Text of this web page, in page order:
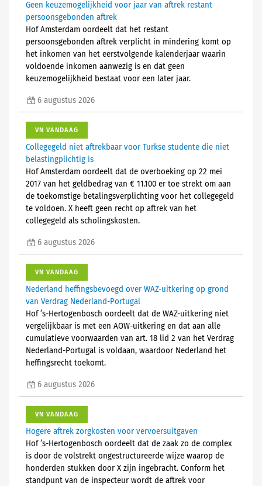
Geen keuzemogelijkheid voor jaar van aftrek restant
persoonsgebonden aftrek
Hof Amsterdam oordeelt dat het restant
persoonsgebonden aftrek verplicht in mindering komt op
het inkomen van het eerstvolgende kalenderjaar waarin
voldoende inkomen aanwezig is en dat geen
keuzemogelijkheid bestaat voor een later jaar.
6 augustus 2026
VN VANDAAG
Collegegeld niet aftrekbaar voor Turkse studente die niet
belastingplichtig is
Hof Amsterdam oordeelt dat de overboeking op 22 mei
2017 van het geldbedrag van € 11.100 er toe strekt om aan
de toekomstige betalingsverplichting voor het collegegeld
te voldoen. X heeft geen recht op aftrek van het
collegegeld als scholingskosten.
6 augustus 2026
VN VANDAAG
Nederland heffingsbevoegd over WAZ-uitkering op grond
van Verdrag Nederland-Portugal
Hof ’s-Hertogenbosch oordeelt dat de WAZ-uitkering niet
vergelijkbaar is met een AOW-uitkering en dat aan alle
cumulatieve voorwaarden van art. 18 lid 2 van het Verdrag
Nederland-Portugal is voldaan, waardoor Nederland het
heffingsrecht toekomt.
6 augustus 2026
VN VANDAAG
Hogere aftrek zorgkosten voor vervoersuitgaven
Hof ’s-Hertogenbosch oordeelt dat de zaak zo de complex
is door de volstrekt ongestructureerde wijze waarop de
honderden stukken door X zijn ingebracht. Conform het
standpunt van de inspecteur wordt de aftrek voor